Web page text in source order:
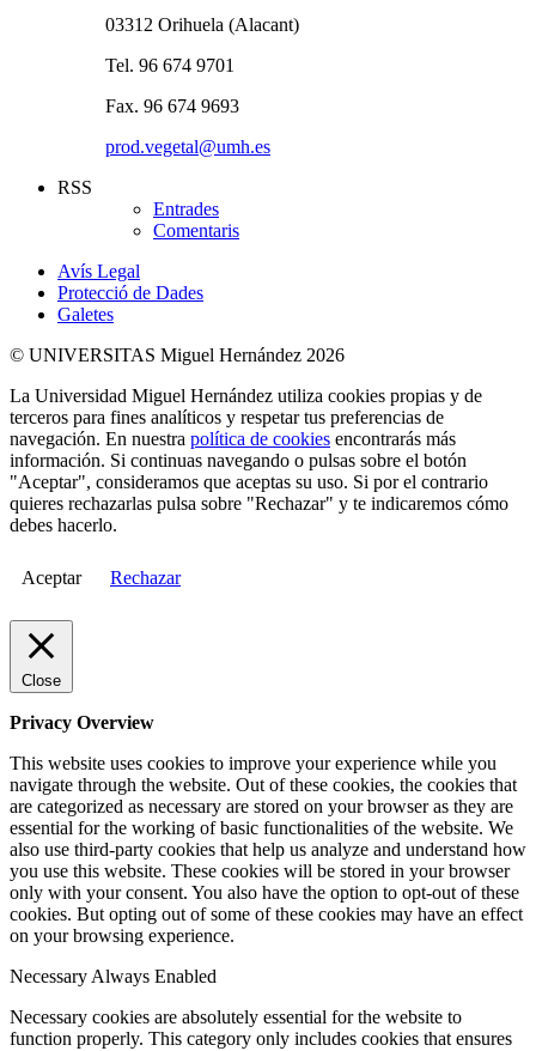
03312 Orihuela (Alacant)
Tel. 96 674 9701
Fax. 96 674 9693
prod.vegetal@umh.es
RSS
Entrades
Comentaris
Avís Legal
Protecció de Dades
Galetes
© UNIVERSITAS Miguel Hernández 2026
La Universidad Miguel Hernández utiliza cookies propias y de
terceros para fines analíticos y respetar tus preferencias de
navegación. En nuestra política de cookies encontrarás más
información. Si continuas navegando o pulsas sobre el botón
"Aceptar", consideramos que aceptas su uso. Si por el contrario
quieres rechazarlas pulsa sobre "Rechazar" y te indicaremos cómo
debes hacerlo.
Aceptar Rechazar
Close
Privacy Overview
This website uses cookies to improve your experience while you
navigate through the website. Out of these cookies, the cookies that
are categorized as necessary are stored on your browser as they are
essential for the working of basic functionalities of the website. We
also use third-party cookies that help us analyze and understand how
you use this website. These cookies will be stored in your browser
only with your consent. You also have the option to opt-out of these
cookies. But opting out of some of these cookies may have an effect
on your browsing experience.
Necessary Always Enabled
Necessary cookies are absolutely essential for the website to
function properly. This category only includes cookies that ensures